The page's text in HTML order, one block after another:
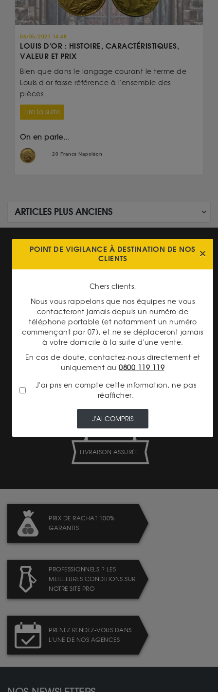
06/05/2021 14:48
LOUIS D'OR : HISTOIRE, CARACTÉRISTIQUES,
VALEUR ET PRIX
Bien que dans le langage courant le terme de
Louis d'or fasse référence à l'ensemble des
pièces...
Lire la suite
On en parle...
20 Francs Napoléon
ARTICLES PLUS ANCIENS
TRANSPARENCE DES
LIVRAISON ASSURÉE
PRIX DE RACHAT 100%
GARANTIS
PROFESSIONNELS ? LES
MEILLEURES CONDITIONS SUR
NOTRE SITE PRO
PRENEZ RENDEZ-VOUS DANS
L'UNE DE NOS AGENCES
POINT DE VIGILANCE À DESTINATION DE NOS
CLIENTS
Chers clients,
Nous vous rappelons que nos équipes ne vous
contacteront jamais depuis un numéro de
téléphone portable (et notamment un numéro
commençant par 07), et ne se déplaceront jamais
à votre domicile à la suite d'une vente.
En cas de doute, contactez-nous directement et
uniquement au 0800 119 119
J'ai pris en compte cette information, ne pas
réafficher.
J'AI COMPRIS